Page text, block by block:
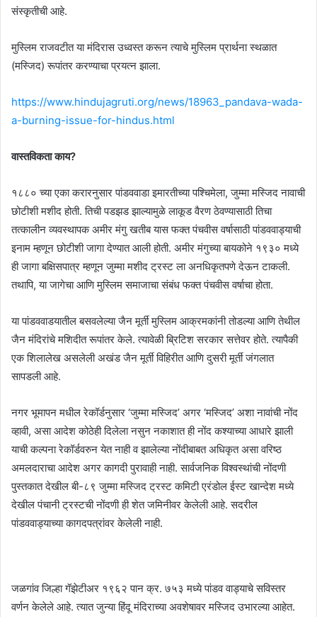
संस्कृतीची आहे.
मुस्लिम राजवटीत या मंदिरास उध्वस्त करून त्याचे मुस्लिम प्रार्थना स्थळात
(मस्जिद) रूपांतर करण्याचा प्रयत्न झाला.
https://www.hindujagruti.org/news/18963_pandava-wada-
a-burning-issue-for-hindus.html
वास्तविकता काय?
१८८० च्या एका करारनुसार पांडववाडा इमारतीच्या पश्चिमेला, जुम्मा मस्जिद नावाची
छोटीशी मशीद होती. तिची पडझड झाल्यामुळे लाकूड वैरण ठेवण्यासाठी तिचा
तत्कालीन व्यवस्थापक अमीर मंगु खतीब यास फक्त पंचवीस वर्षासाठी पांडववाड्याची
इनाम म्हणून छोटीशी जागा देण्यात आली होती. अमीर मंगुच्या बायकोने १९३० मध्ये
ही जागा बक्षिसपात्र म्हणून जुम्मा मशीद ट्रस्ट ला अनधिकृतपणे देऊन टाकली.
तथापि, या जागेचा आणि मुस्लिम समाजाचा संबंध फक्त पंचवीस वर्षाचा होता.
या पांडववाडयातील बसवलेल्या जैन मूर्ती मुस्लिम आक्रमकांनी तोडल्या आणि तेथील
जैन मंदिरांचे मशिदीत रूपांतर केले. त्यावेळी ब्रिटिश सरकार सत्तेवर होते. त्यापैकी
एक शिलालेख असलेली अखंड जैन मूर्ती विहिरीत आणि दुसरी मूर्ती जंगलात
सापडली आहे.
नगर भूमापन मधील रेकॉर्डनुसार ‘जुम्मा मस्जिद’ अगर ‘मस्जिद’ अशा नावांची नोंद
व्हावी, असा आदेश कोठेही दिलेला नसुन नकाशात ही नोंद कश्याच्या आधारे झाली
याची कल्पना रेकॉर्डवरुन येत नाही व झालेल्या नोंदीबाबत अधिकृत असा वरिष्ठ
अमलदाराचा आदेश अगर कागदी पुरावाही नाही. सार्वजनिक विश्वस्थांची नोंदणी
पुस्तकात देखील बी-८९ जुम्मा मस्जिद ट्रस्ट कमिटी एरंडोल ईस्ट खान्देश मध्ये
देखील पंचानी ट्रस्टची नोंदणी ही शेत जमिनीवर केलेली आहे. सदरील
पांडववाड्याच्या कागदपत्रांवर केलेली नाही.
जळगांव जिल्हा गॅझेटीअर १९६२ पान क्र. ७५३ मध्ये पांडव वाड्याचे सविस्तर
वर्णन केलेले आहे. त्यात जुन्या हिंदू मंदिराच्या अवशेषावर मस्जिद उभारल्या आहेत.